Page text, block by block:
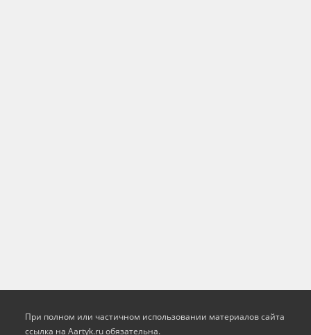
При полном или частичном использовании материалов сайта
ссылка на Aartyk.ru oбязательна.